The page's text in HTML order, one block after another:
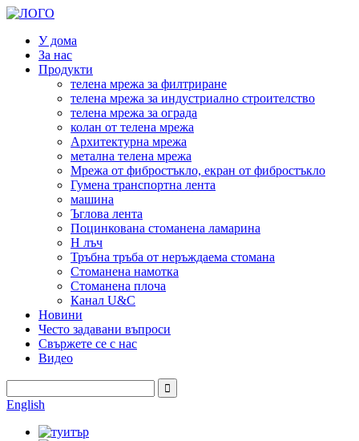
У дома
За нас
Продукти
телена мрежа за филтриране
телена мрежа за индустриално строителство
телена мрежа за ограда
колан от телена мрежа
Архитектурна мрежа
метална телена мрежа
Мрежа от фибростъкло, екран от фибростъкло
Гумена транспортна лента
машина
Ъглова лента
Поцинкована стоманена ламарина
H лъч
Тръбна тръба от неръждаема стомана
Стоманена намотка
Стоманена плоча
Канал U&C
Новини
Често задавани въпроси
Свържете се с нас
Видео
English